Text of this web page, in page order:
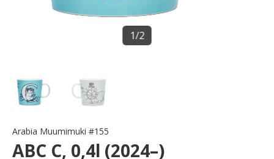
1/2
Arabia Muumimuki #155
ABC C, 0,4l (2024–)